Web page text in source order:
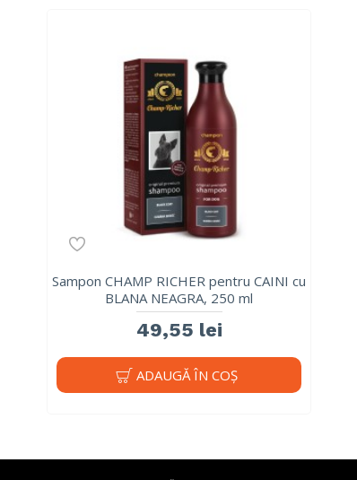
Sampon CHAMP RICHER pentru CAINI cu
BLANA NEAGRA, 250 ml
49,55 lei
ADAUGĂ ÎN COŞ